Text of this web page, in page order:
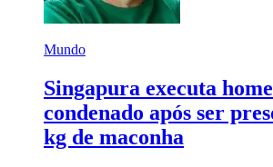
Mundo
Singapura executa
condenado após ser
kg de maconha